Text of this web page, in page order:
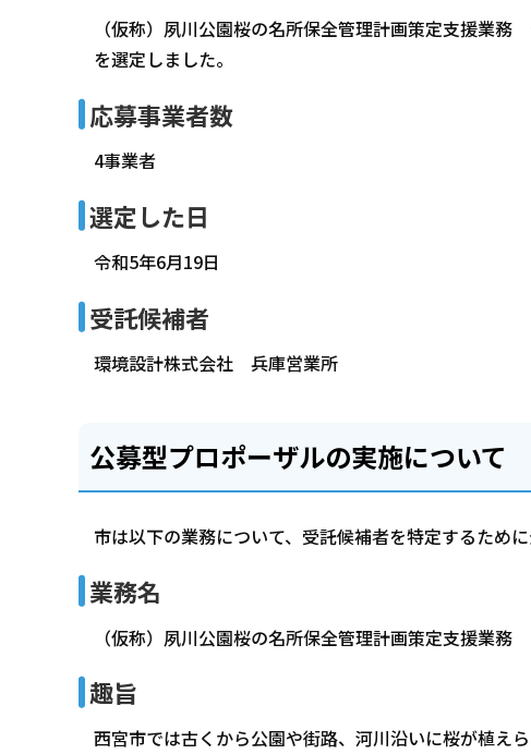
（仮称）夙川公園桜の名所保全管理計画策定支援業
を選定しました。
応募事業者数
4事業者
選定した日
令和5年6月19日
受託候補者
環境設計株式会社 兵庫営業所
公募型プロポーザルの実施について
市は以下の業務について、受託候補者を特定するため
業務名
（仮称）夙川公園桜の名所保全管理計画策定支援業務
趣旨
西宮市では古くから公園や街路、河川沿いに桜が植え